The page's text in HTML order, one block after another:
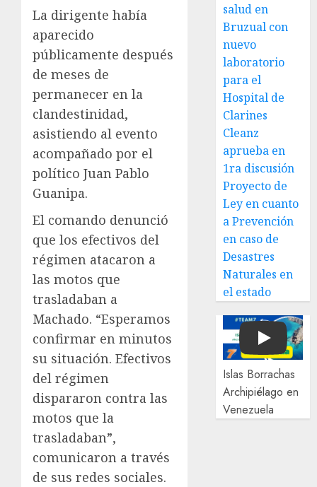
La dirigente había
aparecido
públicamente después
de meses de
permanecer en la
clandestinidad,
asistiendo al evento
acompañado por el
político Juan Pablo
Guanipa.
El comando denunció
que los efectivos del
régimen atacaron a
las motos que
trasladaban a
Machado. “Esperamos
confirmar en minutos
su situación. Efectivos
del régimen
dispararon contra las
motos que la
trasladaban”,
comunicaron a través
de sus redes sociales.
salud en
Bruzual con
nuevo
laboratorio
para el
Hospital de
Clarines
Cleanz
aprueba en
1ra discusión
Proyecto de
Ley en cuanto
a Prevención
en caso de
Desastres
Naturales en
el estado
Play
Islas Borrachas
Archipiélago en
Venezuela